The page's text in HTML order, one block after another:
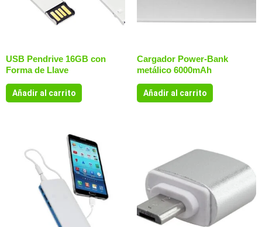
USB Pendrive 16GB con
Forma de Llave
Añadir al carrito
Cargador Power-Bank
metálico 6000mAh
Añadir al carrito